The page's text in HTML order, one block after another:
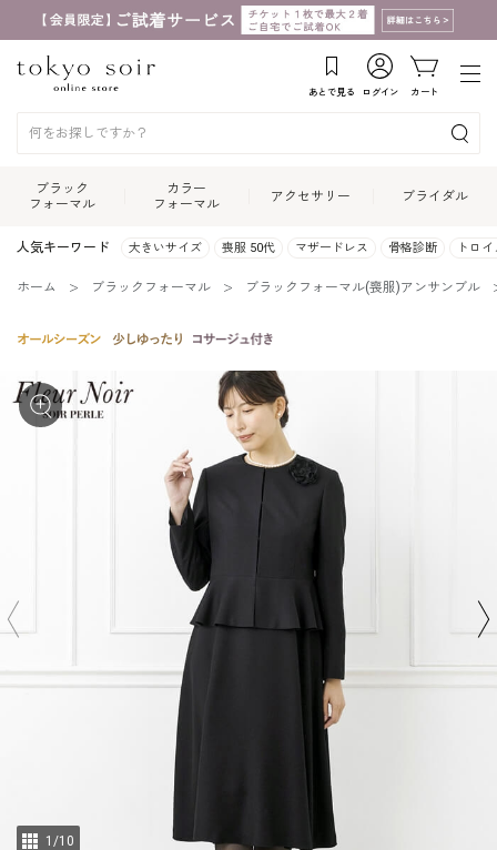
あとで見る ログイン カート
ブラック
フォーマル
カラー
フォーマル
アクセサリー ブライダル
人気キーワード 大きいサイズ 喪服 50代 マザードレス 骨格診断 トロ
ホーム ブラックフォーマル ブラックフォーマル(喪服)アンサンブル
1 /10